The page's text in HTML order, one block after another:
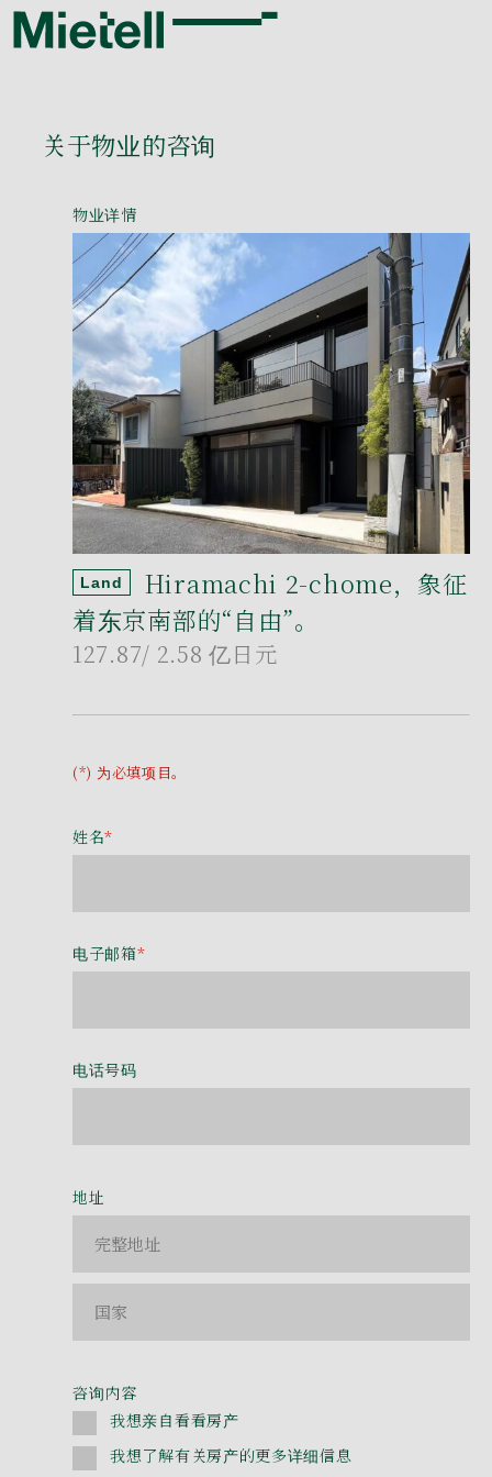
关于物业的咨询
物业详情
Land
Hiramachi 2-chome，象征
着东京南部的“自由”。
127.87/ 2.58 亿日元
(*) 为必填项目。
姓名*
电子邮箱*
电话号码
地址
咨询内容
我想亲自看看房产
我想了解有关房产的更多详细信息